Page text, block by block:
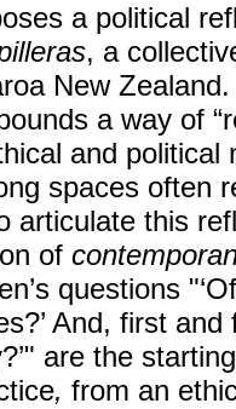
a political
, a
New
a way of
and
spaces often
articulate this
of
questions
And, first
are the
, from an